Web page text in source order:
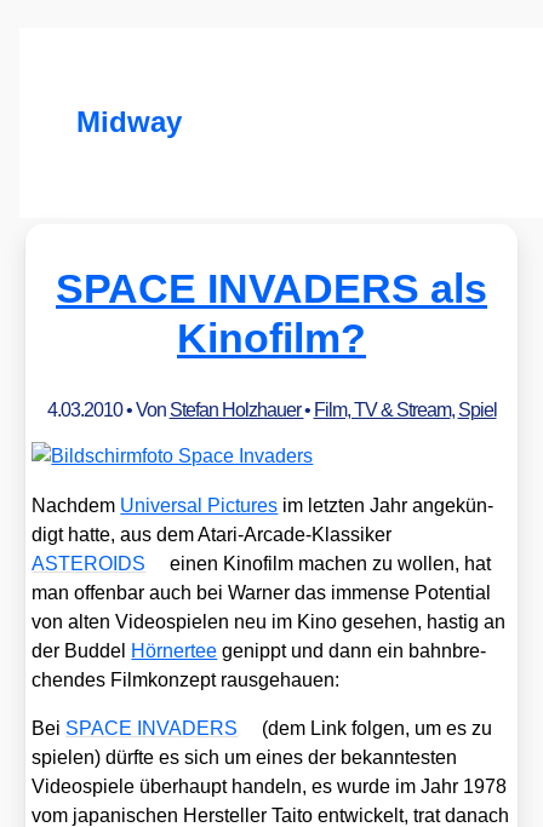
Midway
SPACE INVADERS als
Kinofilm?
4.03.2010• Von Stefan Holzhauer• Film, TV & Stream, Spiel
Nach­dem Uni­ver­sal Pic­tures im letz­ten Jahr ange­kün­
digt hat­te, aus dem Ata­ri-Arca­de-Klas­si­ker
ASTEROIDS
einen Kino­film machen zu wol­len, hat
man offen­bar auch bei War­ner das immense Poten­ti­al
von alten Video­spie­len neu im Kino gese­hen, has­tig an
der Bud­del Hörn­er­tee genippt und dann ein bahn­bre­
chen­des Film­kon­zept raus­ge­hau­en:
Bei SPACE INVADERS
(dem Link fol­gen, um es zu
spie­len) dürf­te es sich um eines der bekann­tes­ten
Video­spie­le über­haupt han­deln, es wur­de im Jahr 1978
vom japa­ni­schen Her­stel­ler Tai­to ent­wi­ckelt, trat danach